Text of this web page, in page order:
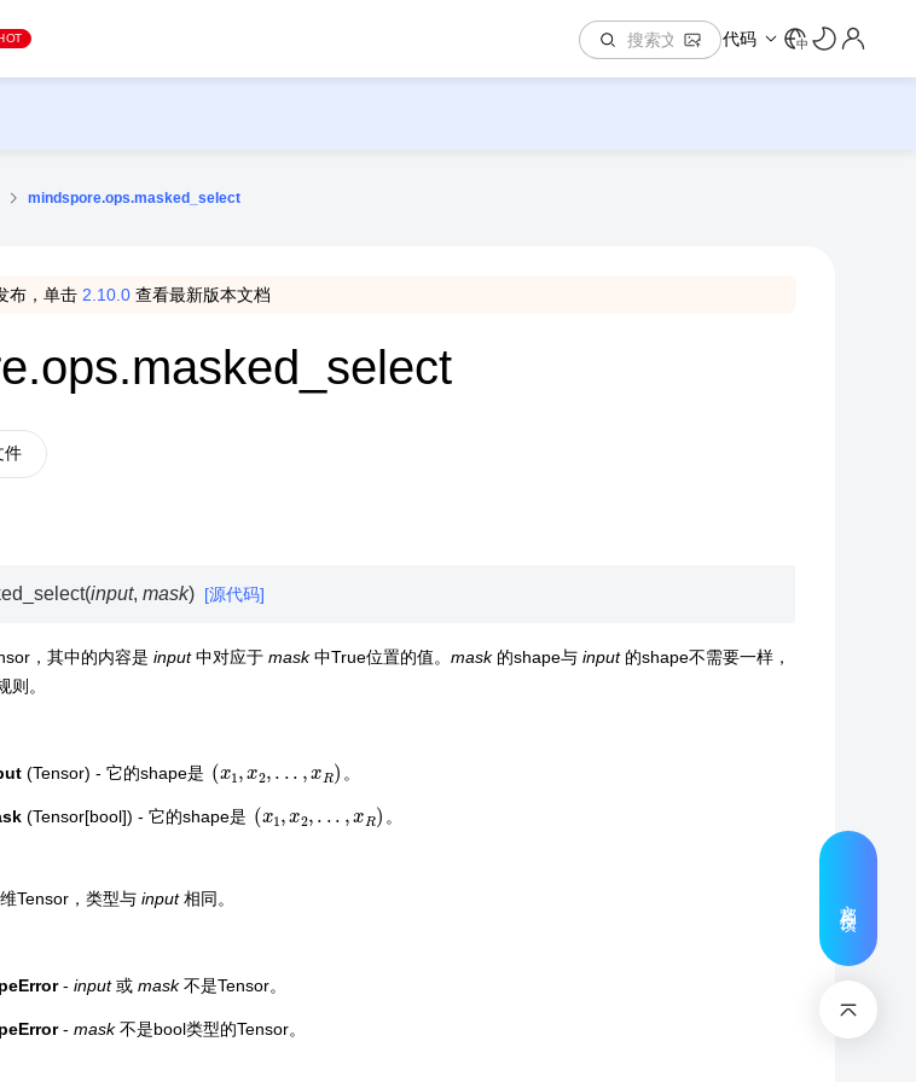
代码 中
mindspore.ops.masked_select
布，单击 2.10.0 查看最新版本文档
(input,mask) [源代码]
，其中的内容是 input中对应于 mask中True位置的值。 mask的shape与 input的shape不需要一样，
则。
(Tensor) - 它的shape是 ( 。
(Tensor[bool]) - 它的shape是 ( 。
Tensor，类型与 input相同。
- input或 mask不是Tensor。
- mask不是bool类型的Tensor。